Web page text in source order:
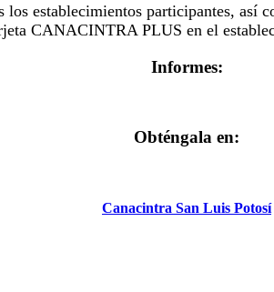
los establecimientos participantes, así
CANACINTRA PLUS en el
Informes:
Obténgala en:
Canacintra San Luis Potosí